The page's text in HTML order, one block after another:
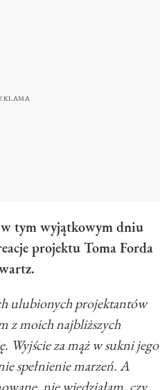
tym wyjątkowym dniu
projektu Toma Forda
ulubionych projektantów
z moich najbliższych
Wyjście za mąż w sukni jego
spełnienie marzeń. A